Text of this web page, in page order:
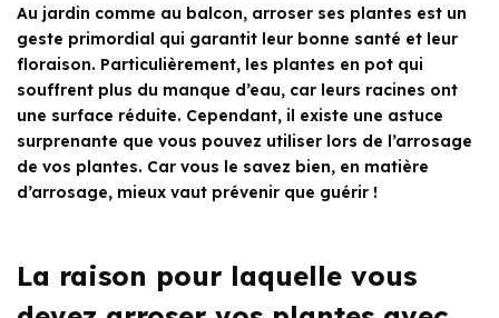
Au jardin comme au balcon, arroser ses plantes est un
geste primordial qui garantit leur bonne santé et leur
floraison. Particulièrement, les plantes en pot qui
souffrent plus du manque d’eau, car leurs racines ont
une surface réduite. Cependant, il existe une astuce
surprenante que vous pouvez utiliser lors de l’arrosage
de vos plantes. Car vous le savez bien, en matière
d’arrosage, mieux vaut prévenir que guérir !
La raison pour laquelle vous